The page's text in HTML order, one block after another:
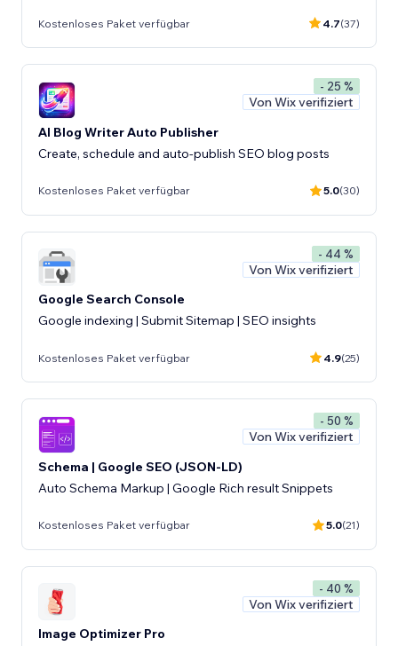
Kostenloses Paket verfügbar 4.7(37)
- 25 %
Von Wix verifiziert
AI Blog Writer Auto Publisher
Create, schedule and auto-publish SEO blog posts
Kostenloses Paket verfügbar 5.0(30)
- 44 %
Von Wix verifiziert
Google Search Console
Google indexing | Submit Sitemap | SEO insights
Kostenloses Paket verfügbar 4.9(25)
- 50 %
Von Wix verifiziert
Schema | Google SEO (JSON-LD)
Auto Schema Markup | Google Rich result Snippets
Kostenloses Paket verfügbar 5.0(21)
- 40 %
Von Wix verifiziert
Image Optimizer Pro